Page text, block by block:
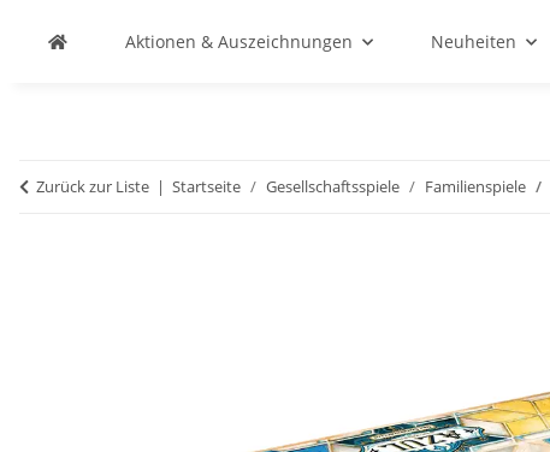
Aktionen & Auszeichnungen Neuheiten
Zurück zur Liste Startseite Gesellschaftsspiele Familienspiele